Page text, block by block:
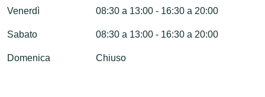
Venerdì 08:30 a 13:00 - 16:30 a 20:00
Sabato 08:30 a 13:00 - 16:30 a 20:00
Domenica Chiuso